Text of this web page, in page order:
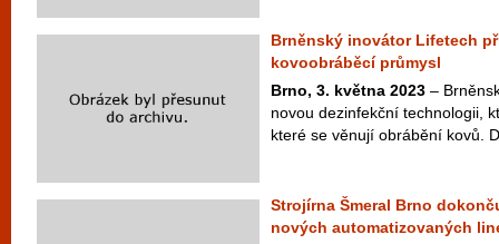
Brněnský inovátor Lifetech
kovoobráběcí průmysl
Brno, 3. května 2023 –
novou dezinfekční technologii,
které se věnují obrábění kovů.
Strojírna Šmeral Brno
nových automatizovaných